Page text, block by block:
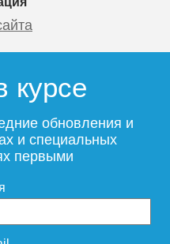
курсе
обновления и
и специальных
первыми